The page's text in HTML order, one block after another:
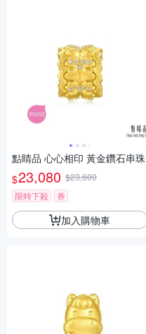
點睛品 心心相印 黃金鑽石串珠
$23,080 $23,600
限時下殺
券
加入購物車